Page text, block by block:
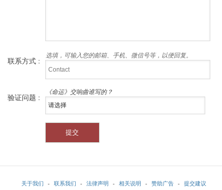
联系方式 :
选填，可输入您的邮箱、手机、微信号等，以便回复。
验证问题 :
《命运》交响曲谁写的？
关于我们 - 联系我们 - 法律声明 - 相关说明 - 赞助广告 - 提交建议